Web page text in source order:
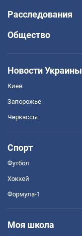
Расследования
Общество
Новости Украины
Киев
Запорожье
Черкассы
Спорт
Футбол
Хоккей
Формула-1
Моя школа